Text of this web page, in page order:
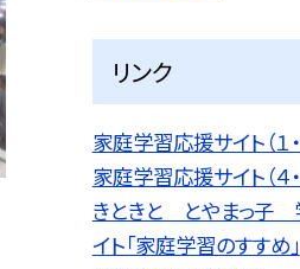
リンク
家庭学習応援サイト（１・
家庭学習応援サイト（４・
きときと とやまっ子
イト「家庭学習のすすめ」